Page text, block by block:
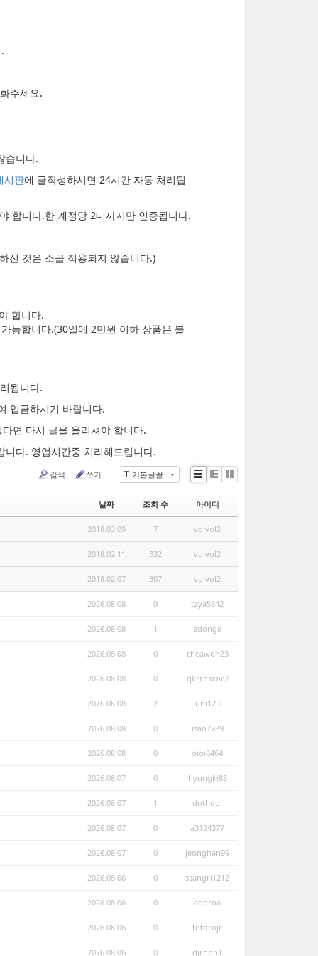
주세요.
습니다.
시판에 글작성하시면 24시간 자동 처리됩
합니다.한 계정당 2대까지만 인증됩니다.
신 것은 소급 적용되지 않습니다.)
합니다.
능합니다.(30일에 2만원 이하 상품은 불
됩니다.
입금하시기 바랍니다.
면 다시 글을 올리셔야 합니다.
다. 영업시간중 처리해드립니다.
T 기본글꼴
검색 쓰기
ListZineGallery
날짜 조회 수 아이디
2018.03.09 7 volvol2
2018.02.11 332 volvol2
2018.02.07 307 volvol2
2026.08.08 0 taya5842
2026.08.08 1 zdongx
2026.08.08 0 cheawon23
2026.08.08 0 qkrrbsxor2
2026.08.08 2 uni123
2026.08.08 0 isao7789
2026.08.08 0 oioi6464
2026.08.07 0 hyungki88
2026.08.07 1 dothddl
2026.08.07 0 a3124377
2026.08.07 0 jeonghan99
2026.08.06 0 ssangri1212
2026.08.06 0 aodroa
2026.08.06 0 totorojr
2026.08.06 0 djrndn1